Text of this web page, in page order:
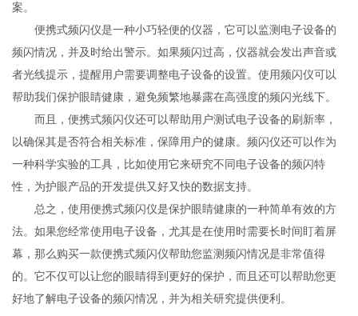
案。
便携式频闪仪是一种小巧轻便的仪器，它可以监测电子设备的
频闪情况，并及时给出警示。如果频闪过高，仪器就会发出声音或
者光线提示，提醒用户需要调整电子设备的设置。使用频闪仪可以
帮助我们保护眼睛健康，避免频繁地暴露在高强度的频闪光线下。
而且，便携式频闪仪还可以帮助用户测试电子设备的刷新率，
以确保其是否符合相关标准，保障用户的健康。频闪仪还可以作为
一种科学实验的工具，比如使用它来研究不同电子设备的频闪特
性，为护眼产品的开发提供又好又快的数据支持。
总之，使用便携式频闪仪是保护眼睛健康的一种简单有效的方
法。如果您经常使用电子设备，尤其是在使用时需要长时间盯着屏
幕，那么购买一款便携式频闪仪帮助您监测频闪情况是非常值得
的。它不仅可以让您的眼睛得到更好的保护，而且还可以帮助您更
好地了解电子设备的频闪情况，并为相关研究提供便利。